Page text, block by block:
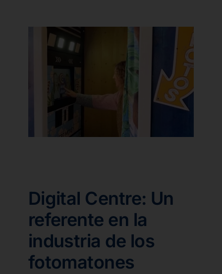
Digital Centre: Un
referente en la
industria de los
fotomatones